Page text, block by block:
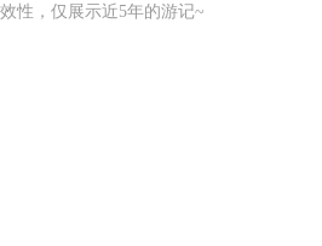
性，仅展示近5年的游记~